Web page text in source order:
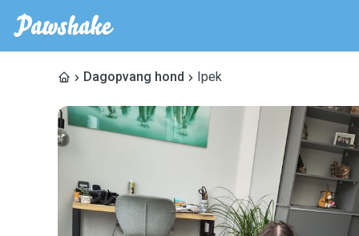
Dagopvang hond Ipek